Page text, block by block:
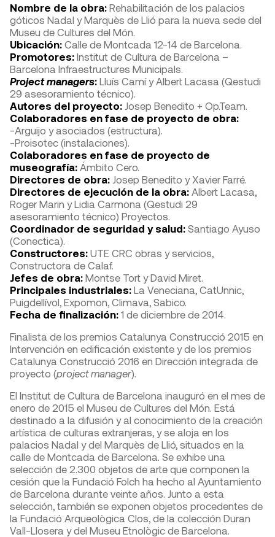
Nombre de la obra: Rehabilitación de los palacios
góticos Nadal y Marquès de Llió para la nueva sede del
Museu de Cultures del Món.
Ubicación: Calle de Montcada 12-14 de Barcelona.
Promotores: Institut de Cultura de Barcelona –
Barcelona Infraestructures Municipals.
Project managers: Lluís Camí y Albert Lacasa (Qestudi
29 asesoramiento técnico).
Autores del proyecto: Josep Benedito + Op.Team.
Colaboradores en fase de proyecto de obra:
-Arguijo y asociados (estructura).
-Proisotec (instalaciones).
Colaboradores en fase de proyecto de
museografía: Ámbito Cero.
Directores de obra: Josep Benedito y Xavier Farré.
Directores de ejecución de la obra: Albert Lacasa,
Roger Marin y Lidia Carmona (Qestudi 29
asesoramiento técnico) Proyectos.
Coordinador de seguridad y salud: Santiago Ayuso
(Conectica).
Constructores: UTE CRC obras y servicios,
Constructora de Calaf.
Jefes de obra: Montse Tort y David Miret.
Principales industriales: La Veneciana, CatUnnic,
Puigdellívol, Expomon, Climava, Sabico.
Fecha de finalización: 1 de diciembre de 2014.
Finalista de los premios Catalunya Construcció 2015 en
Intervención en edificación existente y de los premios
Catalunya Construcció 2016 en Dirección integrada de
proyecto (project manager).
El Institut de Cultura de Barcelona inauguró en el mes de
enero de 2015 el Museu de Cultures del Món. Está
destinado a la difusión y al conocimiento de la creación
artística de culturas extranjeras, y se aloja en los
palacios Nadal y del Marquès de Llió, situados en la
calle de Montcada de Barcelona. Se exhibe una
selección de 2.300 objetos de arte que componen la
cesión que la Fundació Folch ha hecho al Ayuntamiento
de Barcelona durante veinte años. Junto a esta
selección, también se exponen objetos procedentes de
la Fundació Arqueològica Clos, de la colección Duran
Vall-Llosera y del Museu Etnològic de Barcelona.